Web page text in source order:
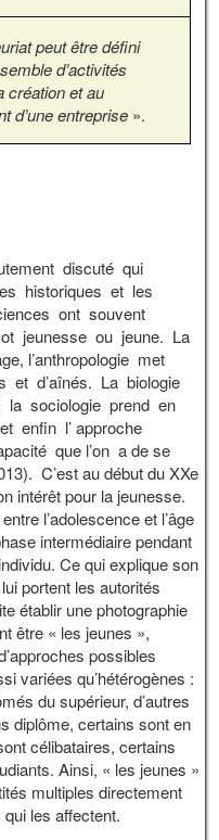
peut être défini
d’activités
création et au
d’une entreprise ».
discuté qui
historiques et les
ont souvent
jeunesse ou jeune. La
l’anthropologie met
et d’aînés. La biologie
la sociologie prend en
enfin l’ approche
que l’on a de se
C’est au début du XXe
intérêt pour la jeunesse.
l’adolescence et l’âge
intermédiaire pendant
Ce qui explique son
portent les autorités
établir une photographie
être « les jeunes »,
possibles
variées qu’hétérogènes :
du supérieur, d’autres
diplôme, certains sont en
célibataires, certains
Ainsi, « les jeunes »
multiples directement
les affectent.